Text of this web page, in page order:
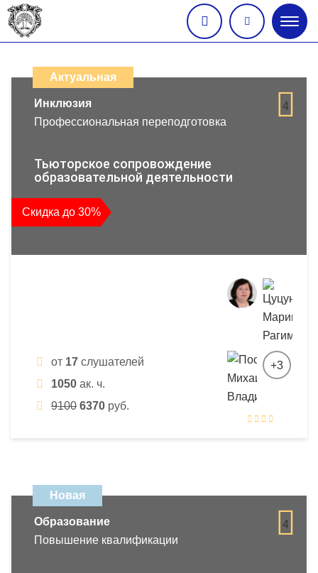
меню
дистанционных
образовательных
повышения
квалификации
и
профессиональной
Актуальная
4
Инклюзия
Профессиональная переподготовка
Тьюторское сопровождение
образовательной деятельности
Скидка до 30%
от 17 слушателей
1050 ак. ч.
9100 6370 руб.
+3
Новая
4
Образование
Повышение квалификации